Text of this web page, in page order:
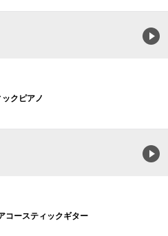
クピアノ
コースティックギター